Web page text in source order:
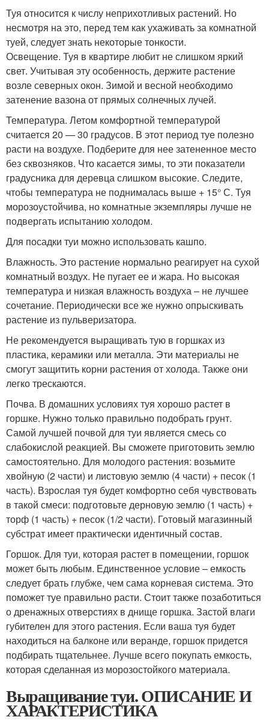
Туя относится к числу неприхотливых растений. Но
несмотря на это, перед тем как ухаживать за комнатной
туей, следует знать некоторые тонкости.
Освещение. Туя в квартире любит не слишком яркий
свет. Учитывая эту особенность, держите растение
возле северных окон. Зимой и весной необходимо
затенение вазона от прямых солнечных лучей.
Температура. Летом комфортной температурой
считается 20 — 30 градусов. В этот период туе полезно
расти на воздухе. Подберите для нее затененное место
без сквозняков. Что касается зимы, то эти показатели
градусника для деревца слишком высокие. Следите,
чтобы температура не поднималась выше + 15° С. Туя
морозоустойчива, но комнатные экземпляры лучше не
подвергать испытанию холодом.
Для посадки туи можно использовать кашпо.
Влажность. Это растение нормально реагирует на сухой
комнатный воздух. Не пугает ее и жара. Но высокая
температура и низкая влажность воздуха – не лучшее
сочетание. Периодически все же нужно опрыскивать
растение из пульверизатора.
Не рекомендуется выращивать тую в горшках из
пластика, керамики или металла. Эти материалы не
смогут защитить корни растения от холода. Также они
легко трескаются.
Почва. В домашних условиях туя хорошо растет в
горшке. Нужно только правильно подобрать грунт.
Самой лучшей почвой для туи является смесь со
слабокислой реакцией. Вы сможете приготовить землю
самостоятельно. Для молодого растения: возьмите
хвойную (2 части) и листовую землю (4 части) + песок (1
часть). Взрослая туя будет комфортно себя чувствовать
в такой смеси: подготовьте дерновую землю (1 часть) +
торф (1 часть) + песок (1/2 части). Готовый магазинный
субстрат имеет практически идентичный состав.
Горшок. Для туи, которая растет в помещении, горшок
может быть любым. Единственное условие – емкость
следует брать глубже, чем сама корневая система. Это
поможет туе правильно расти. Стоит также позаботиться
о дренажных отверстиях в днище горшка. Застой влаги
губителен для этого растения. Если ваша туя будет
находиться на балконе или веранде, горшок придется
подбирать тщательнее. Лучше всего покупать емкость,
которая сделанная из морозостойкого материала.
Выращивание туи. ОПИСАНИЕ И
ХАРАКТЕРИСТИКА